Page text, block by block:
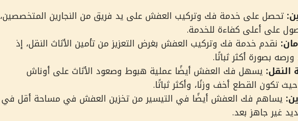
تحصل على خدمة فك وتركيب العفش على يد فريق من النجارين المتخصصين،
على أعلى كفاءة للخدمة.
نقدم خدمة فك وتركيب العفش بغرض التعزيز من تأمين الأثاث النقل، إذ
بصورة أكثر ثباتًا.
يسهل فك العفش أيضًا عملية هبوط وصعود الأثاث على أوناش
تكون القطع أخف وزنًا، وأكثر ثباتًا.
يساهم فك العفش أيضًا في التيسير من تخزين العفش في مساحة أقل في
غير جاهز بعد.